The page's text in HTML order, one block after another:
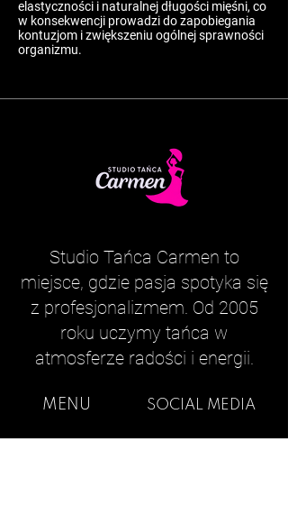
elastyczności i naturalnej długości mięśni, co
w konsekwencji prowadzi do zapobiegania
kontuzjom i zwiększeniu ogólnej sprawności
organizmu.
Studio Tańca Carmen to
miejsce, gdzie pasja spotyka się
z profesjonalizmem. Od 2005
roku uczymy tańca w
atmosferze radości i energii.
MENU SOCIAL MEDIA